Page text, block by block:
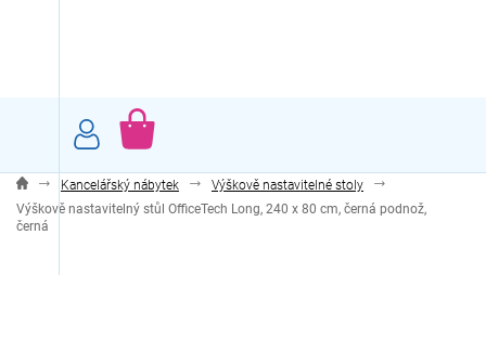
NÁKUPNÍ
Kancelářský nábytek
Výškově nastavitelné stoly
Výškově nastavitelný stůl OfficeTech Long, 240 x 80 cm, černá podnož,
černá